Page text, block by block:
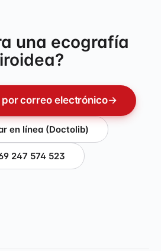
una ecografía
correo electrónico→
en línea (Doctolib)
247 574 523